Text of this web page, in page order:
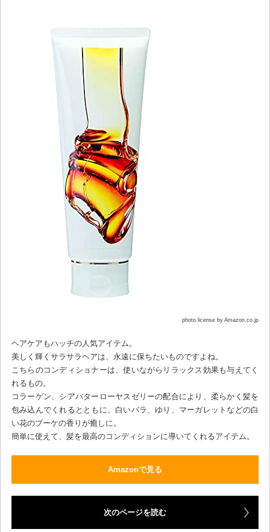
photo license by Amazon.co.jp
ヘアケアもハッチの人気アイテム。
美しく輝くサラサラヘアは、永遠に保ちたいものですよね。
こちらのコンディショナーは、使いながらリラックス効果も与えてく
れるもの。
コラーゲン、シアバターローヤスゼリーの配合により、柔らかく髪を
包み込んでくれるとともに、白いバラ、ゆり、マーガレットなどの白
い花のブーケの香りが癒しに。
簡単に使えて、髪を最高のコンディションに導いてくれるアイテム。
Amazonで見る
次のページを読む